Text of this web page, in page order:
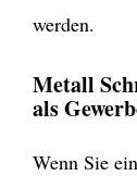
werden.
Metall
als
Wenn Sie